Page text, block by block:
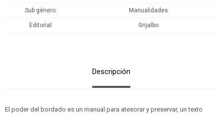
Sub género Manualidades
Editorial Grijalbo
Descripción
El poder del bordado es un manual para atesorar y preservar, un texto